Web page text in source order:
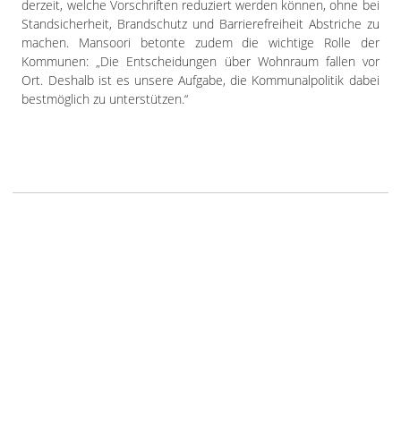
derzeit, welche Vorschriften reduziert werden können, ohne bei
Standsicherheit, Brandschutz und Barrierefreiheit Abstriche zu
machen. Mansoori betonte zudem die wichtige Rolle der
Kommunen: „Die Entscheidungen über Wohnraum fallen vor
Ort. Deshalb ist es unsere Aufgabe, die Kommunalpolitik dabei
bestmöglich zu unterstützen.“